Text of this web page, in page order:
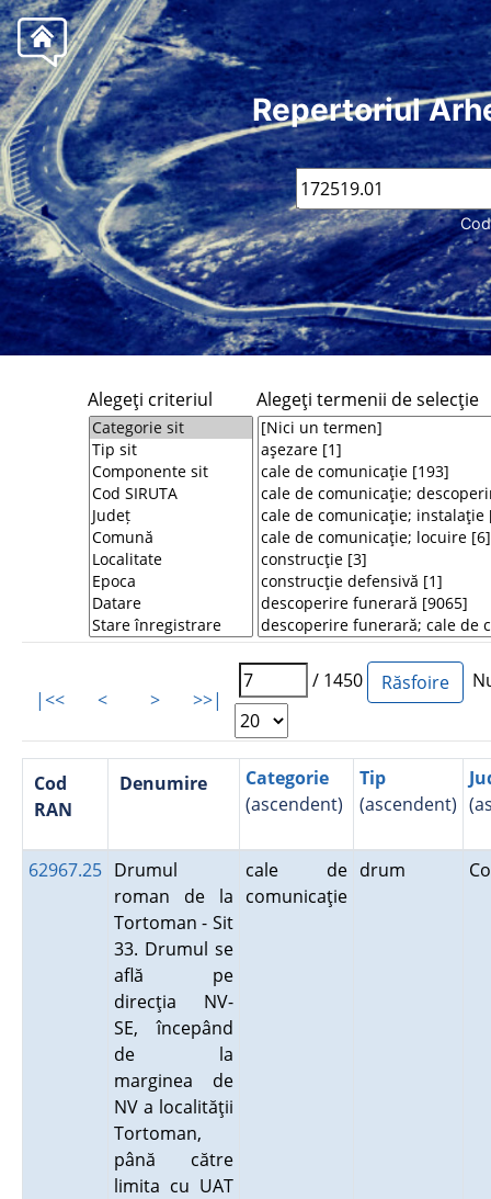
Repertoriul
Cod
Alegeţi criteriul Alegeţi termenii de selecţie
|<< < > >>|
/ 1450
Cod
RAN
Denumire
Categorie
(ascendent)
Tip
(ascendent)
62967.25 Drumul
roman de la
Tortoman - Sit
33. Drumul se
află pe
direcţia NV-
SE, începând
de la
marginea de
NV a localităţii
Tortoman,
până către
limita cu UAT
cale de
comunicaţie
drum